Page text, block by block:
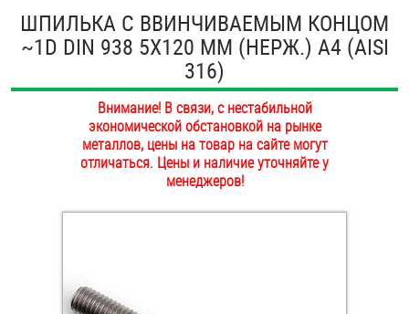
ОПТ
ПОКУПАТЕЛЯМ
ОПЛАТА И ДОСТАВКА
НАШИ МАГАЗИНЫ
Антивандальный крепёж, инструмент
Заклепки (Гайки-Заклепки)
ШПИЛЬКА C ВВИНЧИВАЕМЫМ КОНЦОМ
~1D DIN 938 5Х120 ММ (НЕРЖ.) A4 (AISI
316)
Внимание! В связи, с нестабильной
экономической обстановкой на рынке
металлов, цены на товар на сайте могут
отличаться. Цены и наличие уточняйте у
менеджеров!